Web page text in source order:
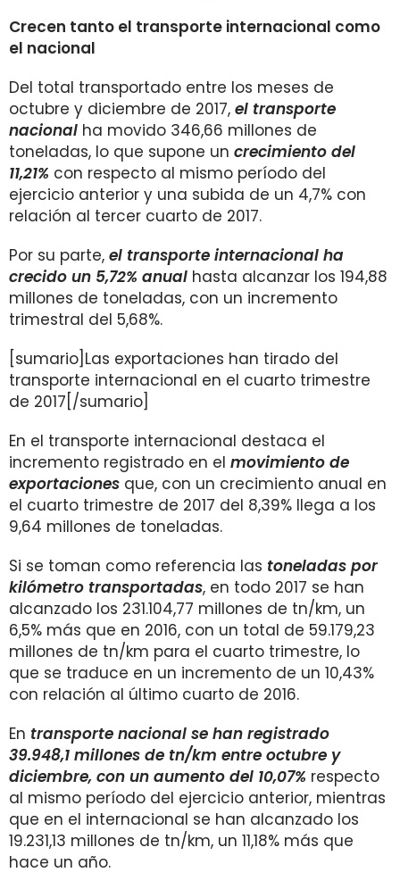
Crecen tanto el transporte internacional como
el nacional
Del total transportado entre los meses de
octubre y diciembre de 2017, el transporte
nacional ha movido 346,66 millones de
toneladas, lo que supone un crecimiento del
11,21% con respecto al mismo período del
ejercicio anterior y una subida de un 4,7% con
relación al tercer cuarto de 2017.
Por su parte, el transporte internacional ha
crecido un 5,72% anual hasta alcanzar los 194,88
millones de toneladas, con un incremento
trimestral del 5,68%.
[sumario]Las exportaciones han tirado del
transporte internacional en el cuarto trimestre
de 2017[/sumario]
En el transporte internacional destaca el
incremento registrado en el movimiento de
exportaciones que, con un crecimiento anual en
el cuarto trimestre de 2017 del 8,39% llega a los
9,64 millones de toneladas.
Si se toman como referencia las toneladas por
kilómetro transportadas, en todo 2017 se han
alcanzado los 231.104,77 millones de tn/km, un
6,5% más que en 2016, con un total de 59.179,23
millones de tn/km para el cuarto trimestre, lo
que se traduce en un incremento de un 10,43%
con relación al último cuarto de 2016.
En transporte nacional se han registrado
39.948,1 millones de tn/km entre octubre y
diciembre, con un aumento del 10,07% respecto
al mismo período del ejercicio anterior, mientras
que en el internacional se han alcanzado los
19.231,13 millones de tn/km, un 11,18% más que
hace un año.